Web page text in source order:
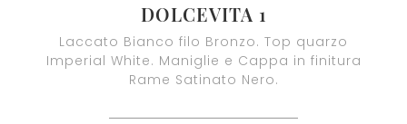
DOLCEVITA 1
Laccato Bianco filo Bronzo. Top quarzo
Imperial White. Maniglie e Cappa in finitura
Rame Satinato Nero.